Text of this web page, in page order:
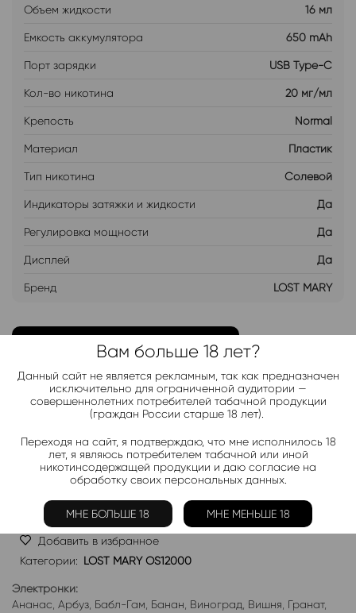
Объем жидкости 16 мл
Емкость аккумулятора 650 mAh
Порт зарядки USB Type-C
Кол-во никотина 20 мг/мл
Крепость Normal
Материал Пластик
Тип никотина Солевой
Индикаторы затяжки и жидкости Да
Регулировка мощности Да
Дисплей Да
Бренд LOST MARY
ДОБАВИТЬ В ЛИСТ ОЖИДАНИЯ
Хочу дешевле
Telegram-канал 2000+
Актуальные новинки и акции каждые день!
Подписаться
Добавить в избранное
Категории: LOST MARY OS12000
Электронки:
Ананас Арбуз Бабл-Гам Банан Виноград Вишня Гранат,
Вам больше 18 лет?
Данный сайт не является рекламным, так как предназначен
исключительно для ограниченной аудитории —
совершеннолетних потребителей табачной продукции
(граждан России старше 18 лет).
Переходя на сайт, я подтверждаю, что мне исполнилось 18
лет, я являюсь потребителем табачной или иной
никотинсодержащей продукции и даю согласие на
обработку своих персональных данных.
МНЕ БОЛЬШЕ 18 МНЕ МЕНЬШЕ 18